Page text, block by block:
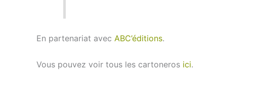
En partenariat avec ABC’éditions.
Vous pouvez voir tous les cartoneros ici.